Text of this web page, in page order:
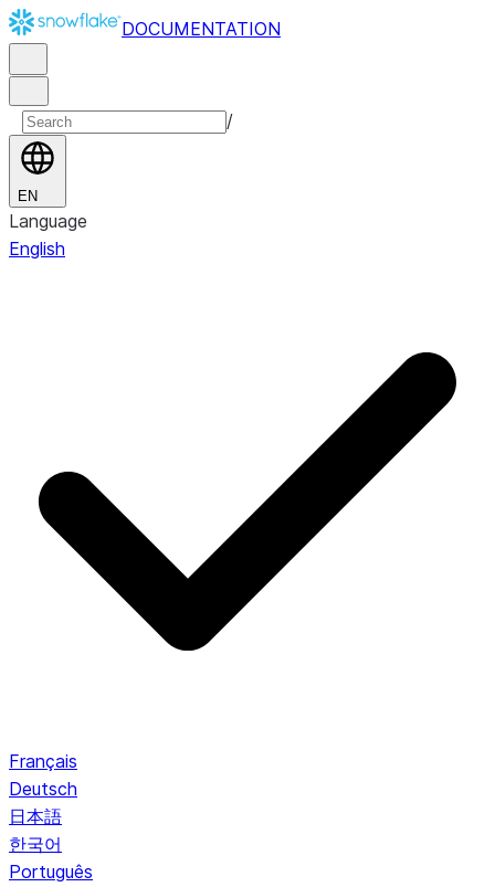
DOCUMENTATION
/
EN
Language
English
Français
Deutsch
日本語
한국어
Português